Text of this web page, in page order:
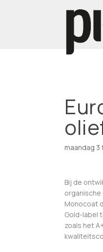
maandag 3
Bij de
Monocoat
Gold-label
zoals het